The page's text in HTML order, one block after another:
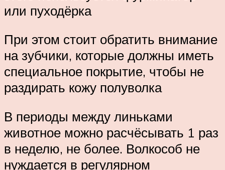
или пуходёрка
При этом стоит обратить внимание
на зубчики, которые должны иметь
специальное покрытие, чтобы не
раздирать кожу полуволка
В периоды между линьками
животное можно расчёсывать 1 раз
в неделю, не более. Волкособ не
нуждается в регулярном